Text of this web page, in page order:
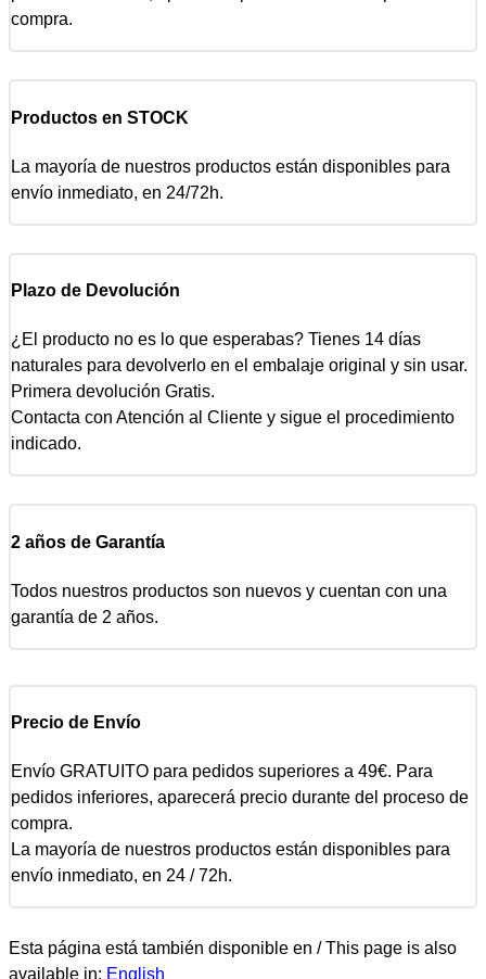
compra.
Productos en STOCK
La mayoría de nuestros productos están disponibles para
envío inmediato, en 24/72h.
Plazo de Devolución
¿El producto no es lo que esperabas? Tienes 14 días
naturales para devolverlo en el embalaje original y sin usar.
Primera devolución Gratis.
Contacta con Atención al Cliente y sigue el procedimiento
indicado.
2 años de Garantía
Todos nuestros productos son nuevos y cuentan con una
garantía de 2 años.
Precio de Envío
Envío GRATUITO para pedidos superiores a 49€. Para
pedidos inferiores, aparecerá precio durante del proceso de
compra.
La mayoría de nuestros productos están disponibles para
envío inmediato, en 24 / 72h.
Esta página está también disponible en / This page is also
available in: English